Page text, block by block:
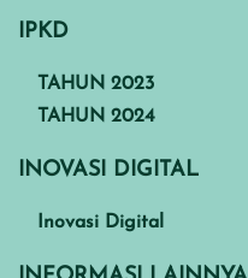
IPKD
TAHUN 2023
TAHUN 2024
INOVASI DIGITAL
Inovasi Digital